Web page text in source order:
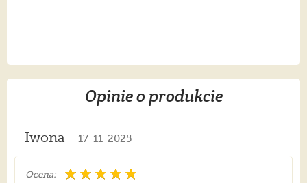
Opinie o produkcie
Iwona 17-11-2025
Ocena: